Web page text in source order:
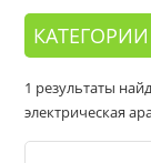
1 результаты
электрическая